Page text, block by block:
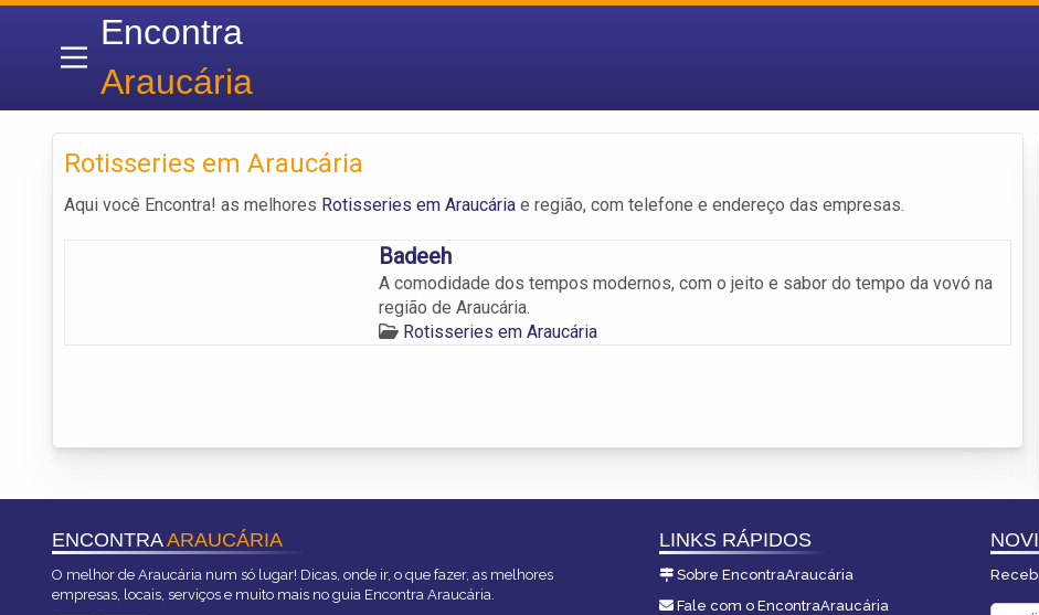
Encontra
Araucária
Rotisseries em Araucária
Aqui você Encontra! as melhores Rotisseries em Araucária e região, com telefone e endereço das empresas.
Badeeh
A comodidade dos tempos modernos, com o jeito e sabor do tempo da vovó na
região de Araucária.
Rotisseries em Araucária
ENCONTRAARAUCÁRIA
O melhor de Araucária num só lugar! Dicas, onde ir, o que fazer, as melhores
empresas, locais, serviços e muito mais no guia Encontra Araucária.
LINKS RÁPIDOS
Sobre EncontraAraucária
Fale com o EncontraAraucária